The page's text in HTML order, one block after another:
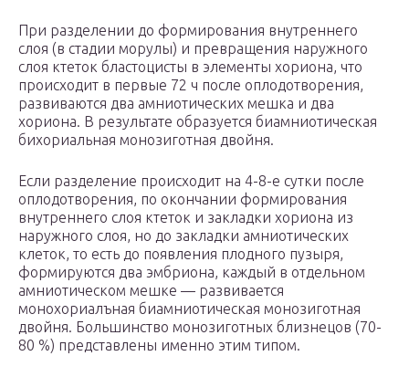
При разделении до формирования внутреннего
слоя (в стадии морулы) и превращения наружного
слоя ктеток бластоцисты в элементы хориона, что
происходит в первые 72 ч после оплодотворения,
развиваются два амниотических мешка и два
хориона. В результате образуется биамниотическая
бихориальная монозиготная двойня.
Если разделение происходит на 4-8-е сутки после
оплодотворения, по окончании формирования
внутреннего слоя ктеток и закладки хориона из
наружного слоя, но до закладки амниотических
клеток, то есть до появления плодного пузыря,
формируются два эмбриона, каждый в отдельном
амниотическом мешке — развивается
монохориалъная биамниотическая монозиготная
двойня. Большинство монозиготных близнецов (70-
80 %) представлены именно этим типом.